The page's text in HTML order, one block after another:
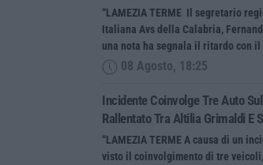
“LAMEZIA TERME Il segretario
Italiana Avs della Calabria,
una nota ha segnala il ritardo con
08 Agosto, 18:25
Incidente Coinvolge Tre Auto
Rallentato Tra Altilia Grimaldi E
“LAMEZIA TERME A causa di un
visto il coinvolgimento di tre